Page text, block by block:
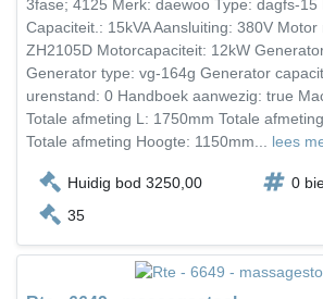
3fase; 4125 Merk: daewoo Type: dagfs-15
Capaciteit.: 15kVA Aansluiting: 380V
ZH2105D Motorcapaciteit: 12kW
Generator type: vg-164g Generator
urenstand: 0 Handboek aanwezig: true
Totale afmeting L: 1750mm Totale
Totale afmeting Hoogte: 1150mm... lees
Huidig bod 3250,00
0
35